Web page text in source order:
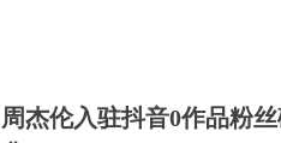
周杰伦入驻抖音0作品粉